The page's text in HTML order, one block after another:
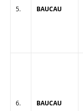
5. BAUCAU
6. BAUCAU